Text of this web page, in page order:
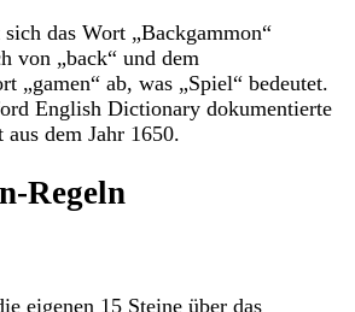
das Wort „Backgammon“
von „back“ und dem
„gamen“ ab, was „Spiel“ bedeutet.
English Dictionary dokumentierte
dem Jahr 1650.
Regeln
eigenen 15 Steine über das